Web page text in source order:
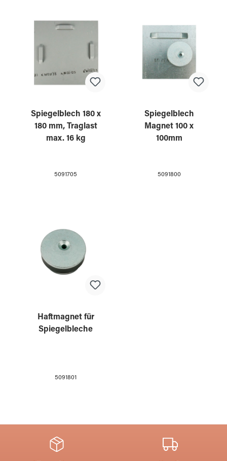
Spiegelblech 180 x
180 mm, Traglast
max. 16 kg
5091705
Spiegelblech
Magnet 100 x
100mm
5091800
Haftmagnet für
Spiegelbleche
5091801